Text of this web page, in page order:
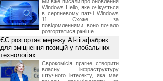
Ми вже писали про оновлення
Windows Hello, яке очікується
в серпневому патчі Windows
11. Схоже, за
повідомленнями, воно почало
розгортатися раніше.
ЄС розгортає мережу AI-гігафабрик
для зміцнення позицій у глобальних
технологіях
Єврокомісія прагне створити
власну інфраструктуру
штучного інтелекту, яка має